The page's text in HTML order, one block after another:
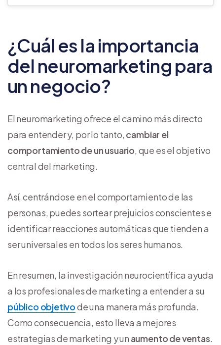
¿Cuál es la importancia
del neuromarketing para
un negocio?
El neuromarketing ofrece el camino más directo
para entender y, por lo tanto, cambiar el
comportamiento de un usuario, que es el objetivo
central del marketing.
Así, centrándose en el comportamiento de las
personas, puedes sortear prejuicios conscientes e
identificar reacciones automáticas que tienden a
ser universales en todos los seres humanos.
En resumen, la investigación neurocientífica ayuda
a los profesionales de marketing a entender a su
público objetivode una manera más profunda.
Como consecuencia, esto lleva a mejores
estrategias de marketing y un aumento de ventas.